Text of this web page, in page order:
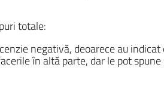
totale:
negativă, deoarece au
în altă parte, dar le pot